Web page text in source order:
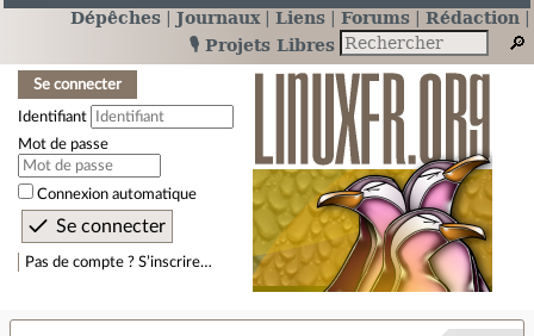
Dépêches Journaux Liens Forums
Rédaction
🎙️ Projets Libres
Se connecter
Identifiant
Mot de passe
Connexion automatique
Pas de compte ? S’inscrire…